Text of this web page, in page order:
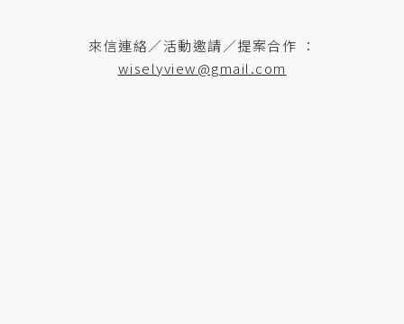
來信連絡／活動邀請／提案合作 ：
wiselyview@gmail.com